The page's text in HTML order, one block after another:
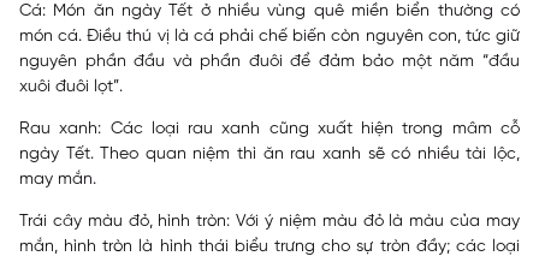
Cá: Món ăn ngày Tết ở nhiều vùng quê miền biển thường có
món cá. Điều thú vị là cá phải chế biến còn nguyên con, tức giữ
nguyên phần đầu và phần đuôi để đảm bảo một năm “đầu
xuôi đuôi lọt”.
Rau xanh: Các loại rau xanh cũng xuất hiện trong mâm cỗ
ngày Tết. Theo quan niệm thì ăn rau xanh sẽ có nhiều tài lộc,
may mắn.
Trái cây màu đỏ, hình tròn: Với ý niệm màu đỏ là màu của may
mắn, hình tròn là hình thái biểu trưng cho sự tròn đầy; các loại